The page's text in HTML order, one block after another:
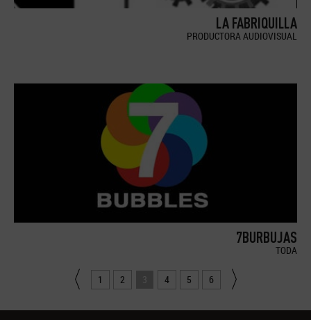
LA FABRIQUILLA
PRODUCTORA AUDIOVISUAL
7BURBUJAS
TODA
1 2 3 4 5 6